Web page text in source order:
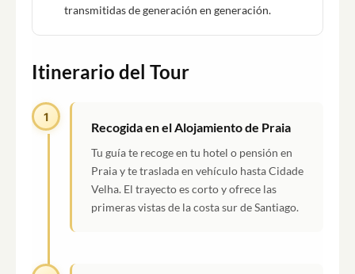
transmitidas de generación en generación.
Itinerario del Tour
1
Recogida en el Alojamiento de Praia
Tu guía te recoge en tu hotel o pensión en
Praia y te traslada en vehículo hasta Cidade
Velha. El trayecto es corto y ofrece las
primeras vistas de la costa sur de Santiago.